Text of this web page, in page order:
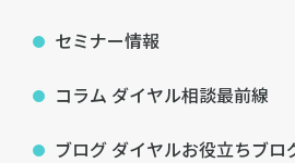
セミナー情報
コラム ダイヤル相談最前線
ブログ ダイヤルお役立ちブロ